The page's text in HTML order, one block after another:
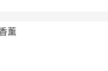
薰